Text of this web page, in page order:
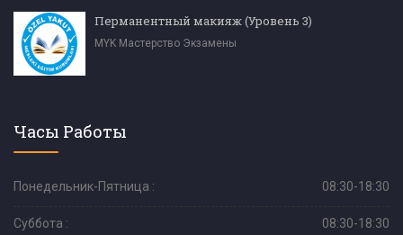
Перманентный макияж (Уровень 3)
MYK Мастерство Экзамены
Часы Работы
Понедельник-Пятница : 08:30-18:30
Суббота : 08:30-18:30